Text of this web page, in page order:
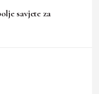
savjete za